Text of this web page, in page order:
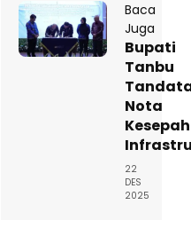
Baca
Juga
Bupati
Tanbu
Nota
22
DES
2025